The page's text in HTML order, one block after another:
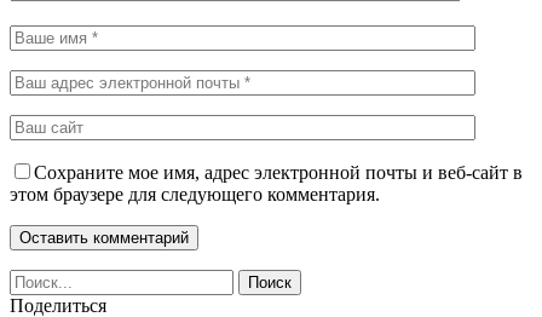
Сохраните мое имя, адрес электронной почты и веб-сайт в
этом браузере для следующего комментария.
Поделиться